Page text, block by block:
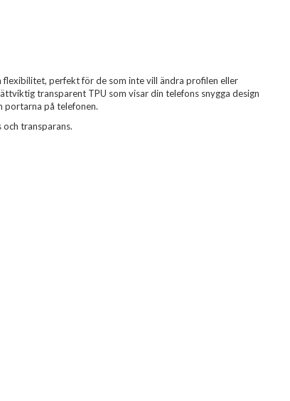
perfekt för de som inte vill ändra profilen eller
transparent TPU som visar din telefons snygga design
portarna på telefonen.
och transparans.